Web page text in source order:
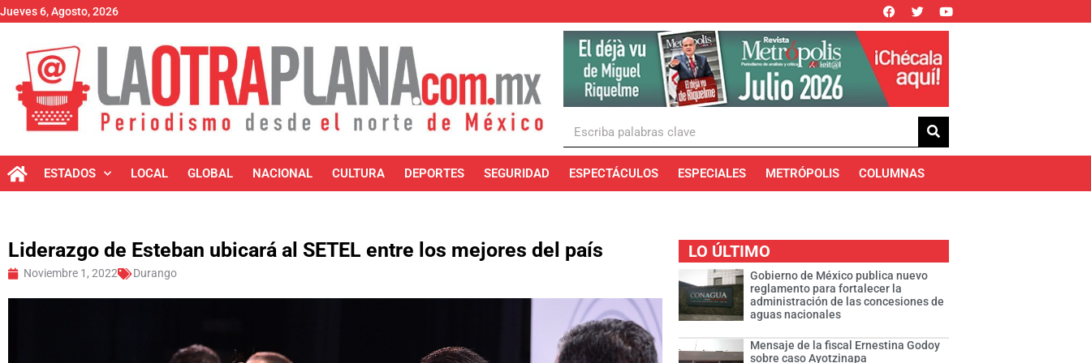
Jueves 6, Agosto, 2026
ESTADOS LOCAL GLOBAL NACIONAL CULTURA DEPORTES SEGURIDAD ESPECTÁCULOS ESPECIALES METRÓPOLIS COLUMNAS
Liderazgo de Esteban ubicará al SETEL entre los mejores del país
Noviembre 1, 2022 Durango
LO ÚLTIMO
Gobierno de México publica nuevo
reglamento para fortalecer la
administración de las concesiones de
aguas nacionales
Mensaje de la fiscal Ernestina Godoy
sobre caso Ayotzinapa